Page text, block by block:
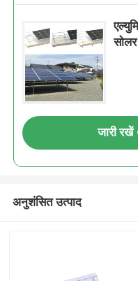
जारी रखें
अनुशंसित उत्पाद